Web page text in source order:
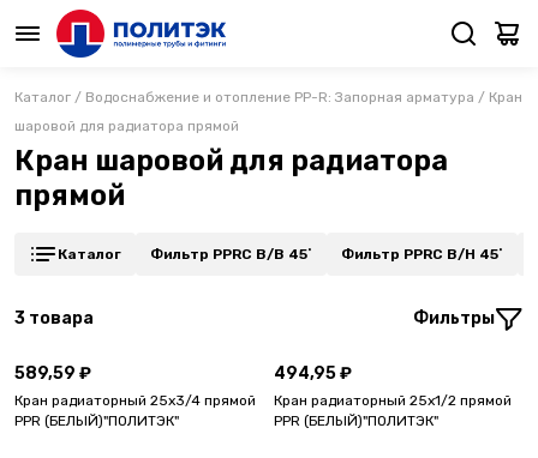
Каталог / Водоснабжение и отопление PP-R: Запорная арматура / Кран
шаровой для радиатора прямой
Кран шаровой для радиатора
прямой
Каталог Фильтр PPRC В/В 45˚ Фильтр PPRC В/Н 45˚
3 товара Фильтры
589,59 ₽
Кран радиаторный 25х3/4 прямой
PPR (БЕЛЫЙ)"ПОЛИТЭК"
494,95 ₽
Кран радиаторный 25х1/2 прямой
PPR (БЕЛЫЙ)"ПОЛИТЭК"